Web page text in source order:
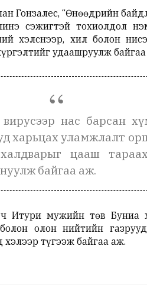
Гонзалес, “Өнөөдрийн
сэжигтэй тохиолдол
хэлснээр, хил болон
удаашруулж
нас барсан
харьцах уламжлалт
цааш
байгаа аж.
Итури мужийн төв Буниа
олон нийтийн
түгээж байгаа аж.